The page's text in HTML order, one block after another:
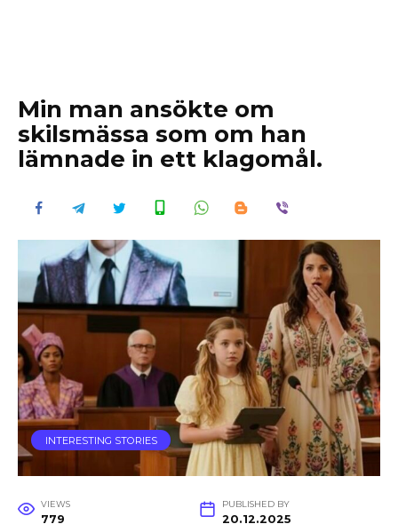
Min man ansökte om
skilsmässa som om han
lämnade in ett klagomål.
INTERESTING STORIES
VIEWS
779
PUBLISHED BY
20.12.2025